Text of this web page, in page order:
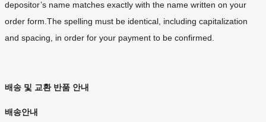
depositor’s name matches exactly with the name written on your
order form.The spelling must be identical, including capitalization
and spacing, in order for your payment to be confirmed.
배송 및 교환 반품 안내
배송안내